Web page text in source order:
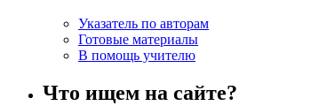
Указатель по авторам
Готовые материалы
В помощь учителю
Что ищем на сайте?